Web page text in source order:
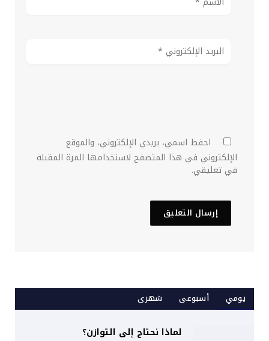
احفظ اسمي، بريدي الإلكتروني، والموقع
الإلكتروني في هذا المتصفح لاستخدامها المرة المقبلة
في تعليقي.
يومي أسبوعى شهرى
لماذا نحتاج إلى التوازن؟